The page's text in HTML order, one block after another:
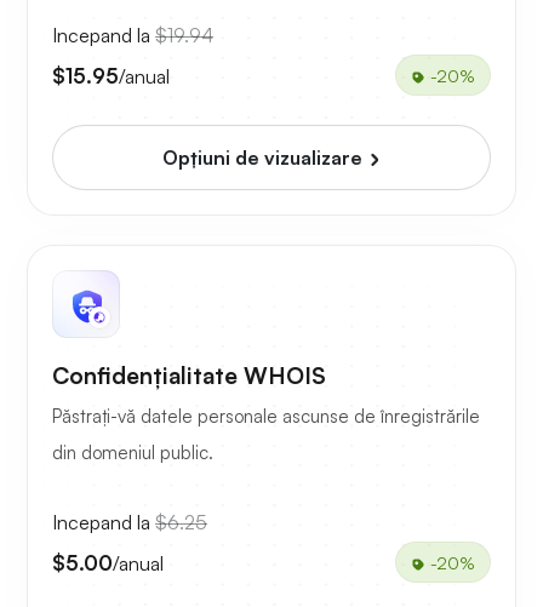
Incepand la $19.94
$15.95/anual -20%
Opțiuni de vizualizare
Confidențialitate WHOIS
Păstrați-vă datele personale ascunse de înregistrările
din domeniul public.
Incepand la $6.25
$5.00/anual -20%